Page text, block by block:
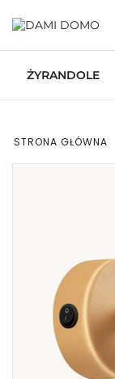
ŻYRANDOLE
STRONA GŁÓWNA